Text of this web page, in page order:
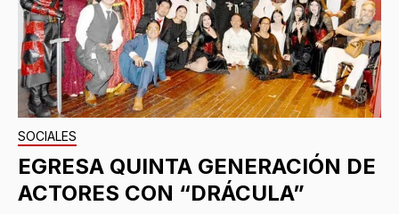
SOCIALES
EGRESA QUINTA GENERACIÓN DE
ACTORES CON “DRÁCULA”